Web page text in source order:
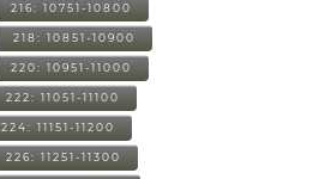
216: 10751-10800
218: 10851-10900
220: 10951-11000
222: 11051-11100
224: 11151-11200
226: 11251-11300